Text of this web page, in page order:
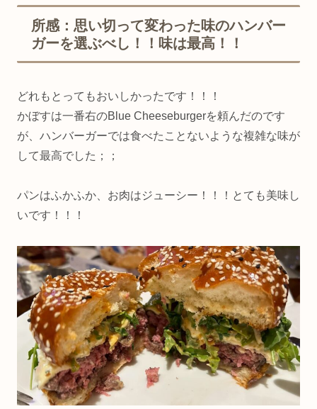
所感：思い切って変わった味のハンバー
ガーを選ぶべし！！味は最高！！
どれもとってもおいしかったです！！！
かぼすは一番右のBlue Cheeseburgerを頼んだのです
が、ハンバーガーでは食べたことないような複雑な味が
して最高でした；；
パンはふかふか、お肉はジューシー！！！とても美味し
いです！！！